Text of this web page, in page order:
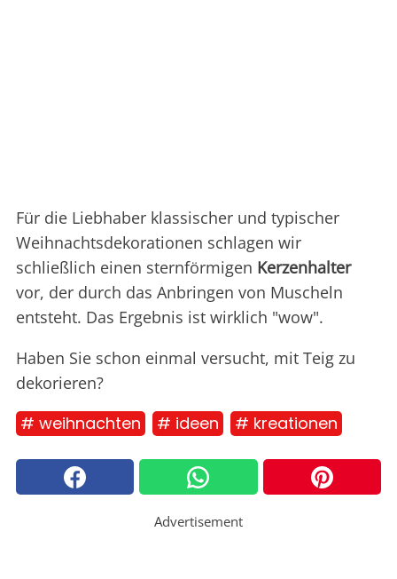
Für die Liebhaber klassischer und typischer
Weihnachtsdekorationen schlagen wir
schließlich einen sternförmigen Kerzenhalter
vor, der durch das Anbringen von Muscheln
entsteht. Das Ergebnis ist wirklich "wow".
Haben Sie schon einmal versucht, mit Teig zu
dekorieren?
# weihnachten # ideen # kreationen
Advertisement